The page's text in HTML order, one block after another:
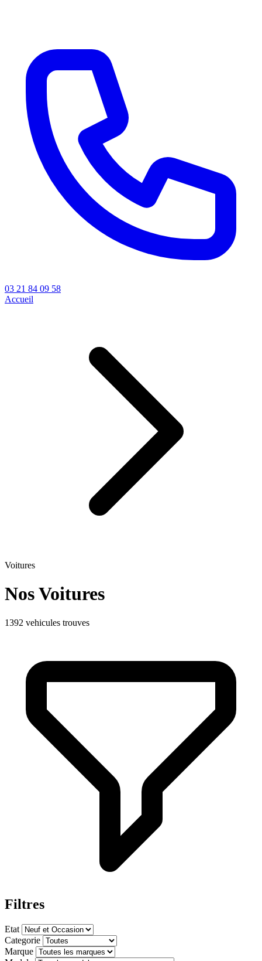
03 21 84 09 58
Accueil
Voitures
Nos Voitures
1392 vehicules trouves
Filtres
Etat
Categorie
Marque